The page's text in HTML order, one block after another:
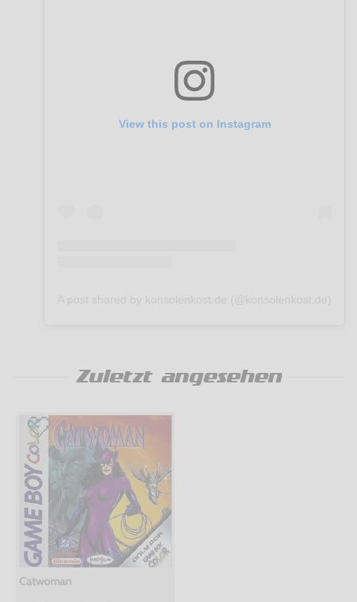
View this post on Instagram
Zuletzt angesehen
Catwoman